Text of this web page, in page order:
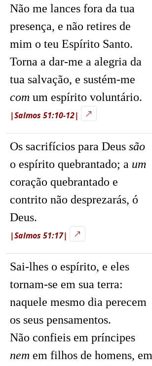
Não me lances fora da tua
presença, e não retires de
mim o teu Espírito Santo.
Torna a dar-me a alegria da
tua salvação, e sustém-me
com um espírito voluntário.
|Salmos 51:10-12|
Os sacrifícios para Deus são
o espírito quebrantado; a um
coração quebrantado e
contrito não desprezarás, ó
Deus.
|Salmos 51:17|
Sai-lhes o espírito, e eles
tornam-se em sua terra:
naquele mesmo dia perecem
os seus pensamentos.
Não confieis em príncipes
nem em filhos de homens, em